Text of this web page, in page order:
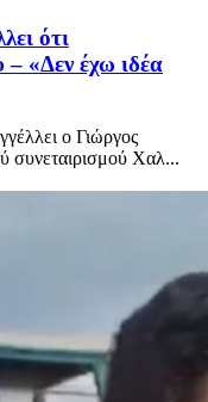
ότι
– «Δεν έχω ιδέα
ο Γιώργος
συνεταιρισμού Χαλ...